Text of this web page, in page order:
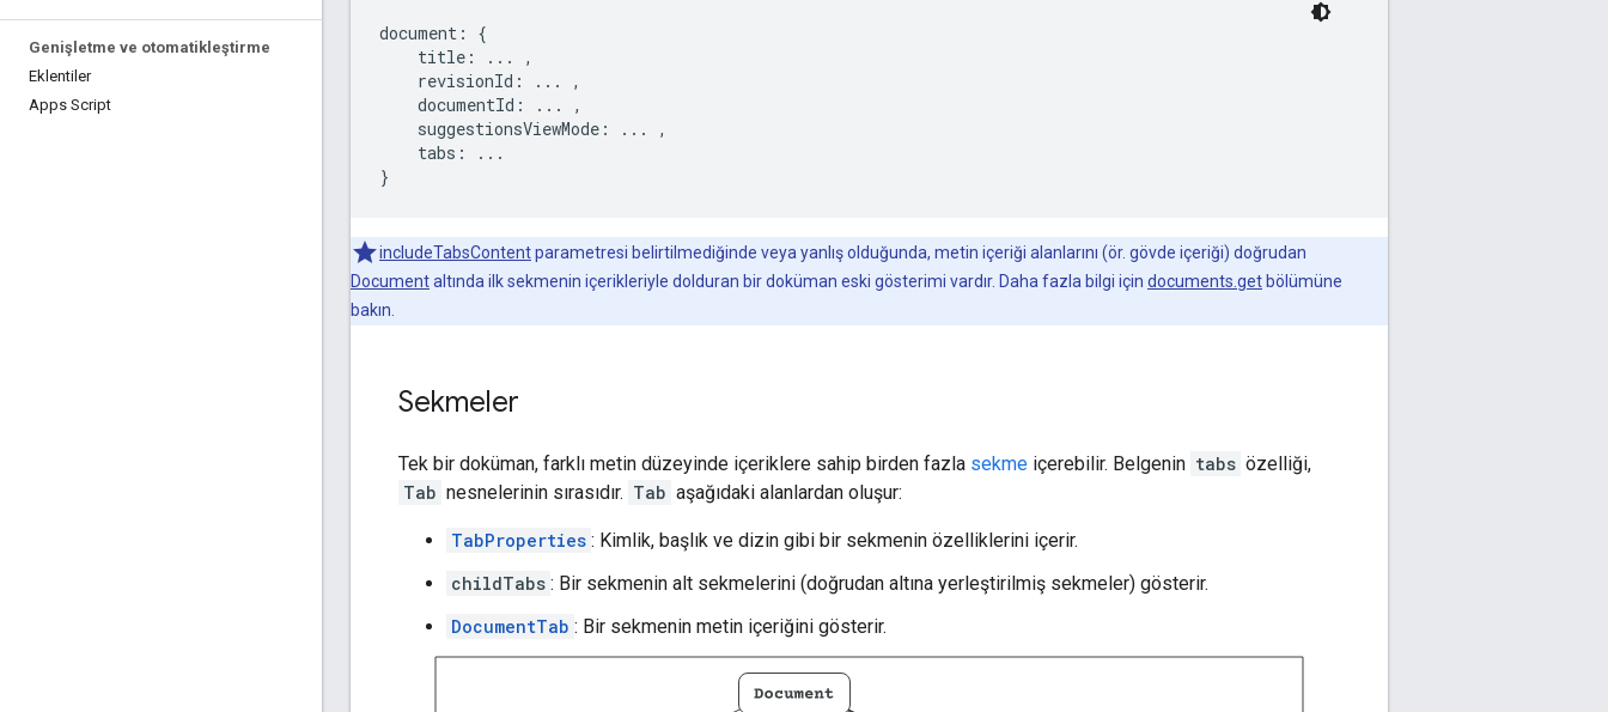
Genişletme ve otomatikleştirme
Eklentiler
Apps Script
document: {
    title: ... ,
    revisionId: ... ,
    documentId: ... ,
    suggestionsViewMode: ... ,
    tabs: ...
includeTabsContentparametresi belirtilmediğinde veya yanlış olduğunda, metin içeriği alanlarını (ör. gövde içeriği) doğrudan
Documentaltında ilk sekmenin içerikleriyle dolduran bir doküman eski gösterimi vardır. Daha fazla bilgi için documents.get bölümüne
bakın.
Sekmeler
Tek bir doküman, farklı metin düzeyinde içeriklere sahip birden fazla sekme içerebilir. Belgenin tabs özelliği,
Tab nesnelerinin sırasıdır. Tab aşağıdaki alanlardan oluşur:
TabProperties : Kimlik, başlık ve dizin gibi bir sekmenin özelliklerini içerir.
childTabs : Bir sekmenin alt sekmelerini (doğrudan altına yerleştirilmiş sekmeler) gösterir.
DocumentTab : Bir sekmenin metin içeriğini gösterir.